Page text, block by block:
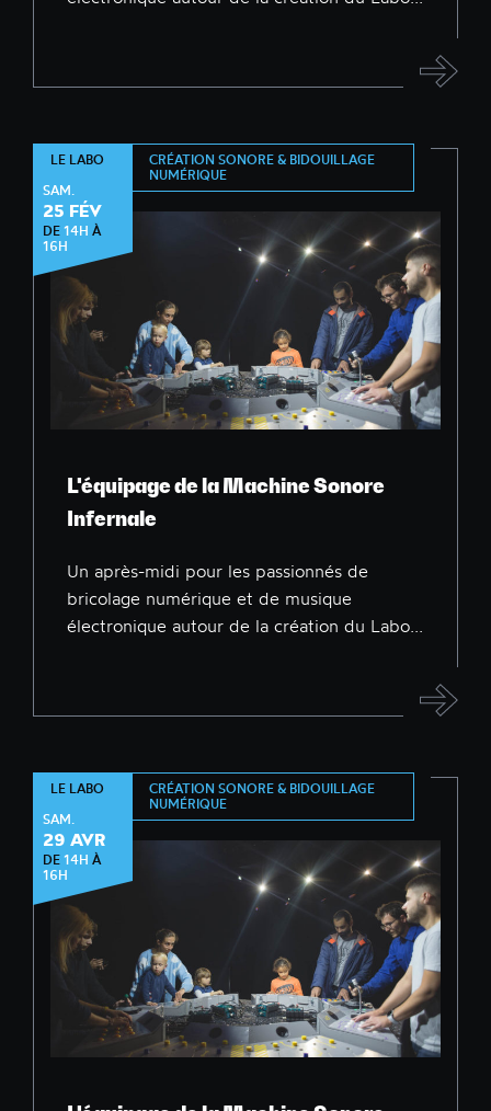
LE LABO
SAM.
25 FÉV
DE 14H À
16H
CRÉATION SONORE & BIDOUILLAGE
NUMÉRIQUE
L'équipage de la Machine Sonore
Infernale
Un après-midi pour les passionnés de
bricolage numérique et de musique
électronique autour de la création du Labo...
LE LABO
SAM.
29 AVR
DE 14H À
16H
CRÉATION SONORE & BIDOUILLAGE
NUMÉRIQUE